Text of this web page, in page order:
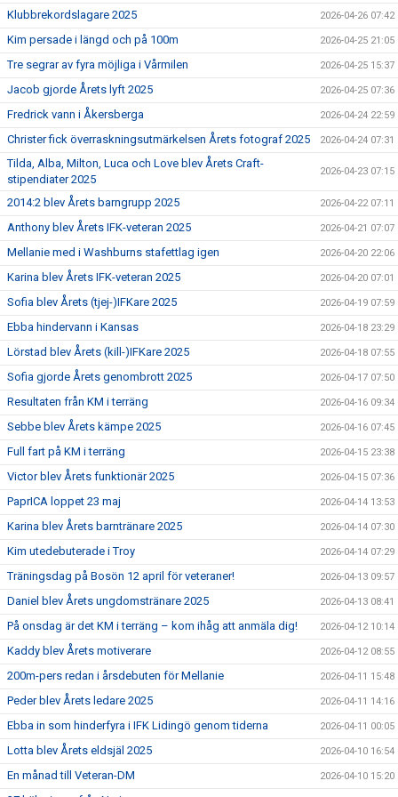
Klubbrekordslagare 2025 2026-04-26 07:42
Kim persade i längd och på 100m 2026-04-25 21:05
Tre segrar av fyra möjliga i Vårmilen 2026-04-25 15:37
Jacob gjorde Årets lyft 2025 2026-04-25 07:36
Fredrick vann i Åkersberga 2026-04-24 22:59
Christer fick överraskningsutmärkelsen Årets fotograf 2025 2026-04-24 07:31
Tilda, Alba, Milton, Luca och Love blev Årets Craft-
stipendiater 2025
2026-04-23 07:15
2014:2 blev Årets barngrupp 2025 2026-04-22 07:11
Anthony blev Årets IFK-veteran 2025 2026-04-21 07:07
Mellanie med i Washburns stafettlag igen 2026-04-20 22:06
Karina blev Årets IFK-veteran 2025 2026-04-20 07:01
Sofia blev Årets (tjej-)IFKare 2025 2026-04-19 07:59
Ebba hindervann i Kansas 2026-04-18 23:29
Lörstad blev Årets (kill-)IFKare 2025 2026-04-18 07:55
Sofia gjorde Årets genombrott 2025 2026-04-17 07:50
Resultaten från KM i terräng 2026-04-16 09:34
Sebbe blev Årets kämpe 2025 2026-04-16 07:45
Full fart på KM i terräng 2026-04-15 23:38
Victor blev Årets funktionär 2025 2026-04-15 07:36
PaprICA loppet 23 maj 2026-04-14 13:53
Karina blev Årets barntränare 2025 2026-04-14 07:30
Kim utedebuterade i Troy 2026-04-14 07:29
Träningsdag på Bosön 12 april för veteraner! 2026-04-13 09:57
Daniel blev Årets ungdomstränare 2025 2026-04-13 08:41
På onsdag är det KM i terräng – kom ihåg att anmäla dig! 2026-04-12 10:14
Kaddy blev Årets motiverare 2026-04-12 08:55
200m-pers redan i årsdebuten för Mellanie 2026-04-11 15:48
Peder blev Årets ledare 2025 2026-04-11 14:16
Ebba in som hinderfyra i IFK Lidingö genom tiderna 2026-04-11 00:05
Lotta blev Årets eldsjäl 2025 2026-04-10 16:54
En månad till Veteran-DM 2026-04-10 15:20